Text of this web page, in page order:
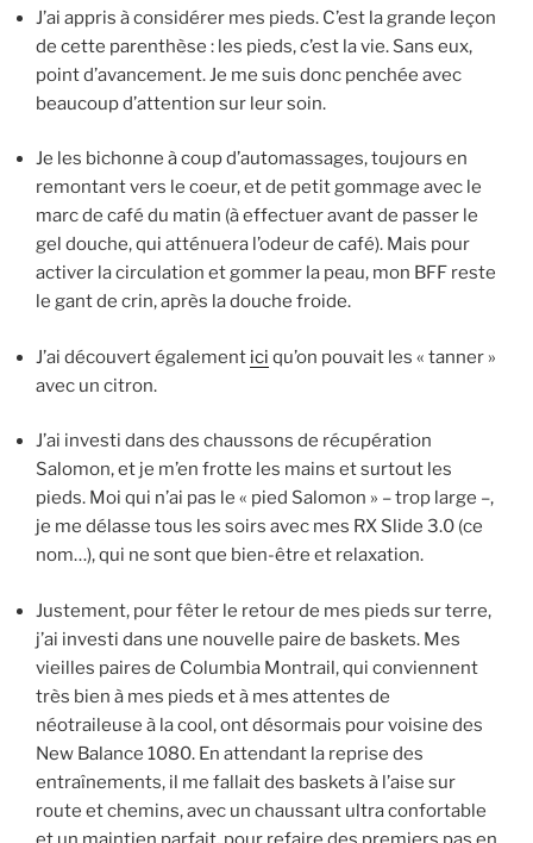
J’ai appris à considérer mes pieds. C’est la grande leçon
de cette parenthèse : les pieds, c’est la vie. Sans eux,
point d’avancement. Je me suis donc penchée avec
beaucoup d’attention sur leur soin.
Je les bichonne à coup d’automassages, toujours en
remontant vers le coeur, et de petit gommage avec le
marc de café du matin (à effectuer avant de passer le
gel douche, qui atténuera l’odeur de café). Mais pour
activer la circulation et gommer la peau, mon BFF reste
le gant de crin, après la douche froide.
J’ai découvert également ici qu’on pouvait les « tanner »
avec un citron.
J’ai investi dans des chaussons de récupération
Salomon, et je m’en frotte les mains et surtout les
pieds. Moi qui n’ai pas le « pied Salomon » – trop large –,
je me délasse tous les soirs avec mes RX Slide 3.0 (ce
nom…), qui ne sont que bien-être et relaxation.
Justement, pour fêter le retour de mes pieds sur terre,
j’ai investi dans une nouvelle paire de baskets. Mes
vieilles paires de Columbia Montrail, qui conviennent
très bien à mes pieds et à mes attentes de
néotraileuse à la cool, ont désormais pour voisine des
New Balance 1080. En attendant la reprise des
entraînements, il me fallait des baskets à l’aise sur
route et chemins, avec un chaussant ultra confortable